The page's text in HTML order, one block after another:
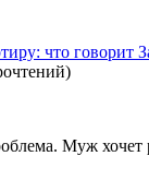
что говорит
)
Муж хочет